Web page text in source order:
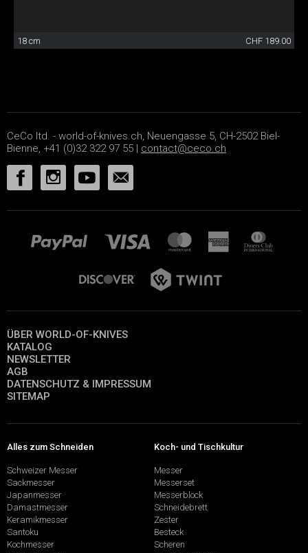
18 cm CHF 189.00
CeCo ltd. - world-of-knives.ch, Neuengasse 5, CH-2502 Biel-
Bienne, +41 (0)32 322 97 55 | contact@ceco.ch
ÜBER WORLD-OF-KNIVES
KATALOG
NEWSLETTER
AGB
DATENSCHUTZ & IMPRESSUM
SITEMAP
Alles zum Schneiden
Schweizer Messer
Sackmesser
Japanmesser
Damastmesser
Keramikmesser
Santoku
Kochmesser
Koch- und Tischkultur
Messer
Messerset
Messerblock
Schneidebrett
Zester
Besteck
Scheren